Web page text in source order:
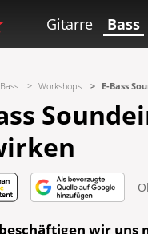
Gitarre Bass
Bass Workshops E-Bass
wir uns